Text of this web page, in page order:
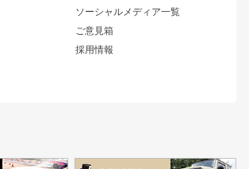
ソーシャルメディア一覧
ご意見箱
採用情報
セフィーロ
キャラバン
まつど家 鉄漢
リアゲート